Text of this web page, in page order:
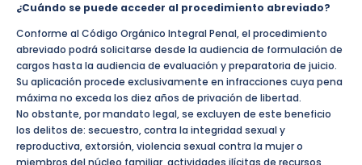
¿Cuándo se puede acceder al procedimiento abreviado?
Conforme al Código Orgánico Integral Penal, el procedimiento
abreviado podrá solicitarse desde la audiencia de formulación de
cargos hasta la audiencia de evaluación y preparatoria de juicio.
Su aplicación procede exclusivamente en infracciones cuya pena
máxima no exceda los diez años de privación de libertad.
No obstante, por mandato legal, se excluyen de este beneficio
los delitos de: secuestro, contra la integridad sexual y
reproductiva, extorsión, violencia sexual contra la mujer o